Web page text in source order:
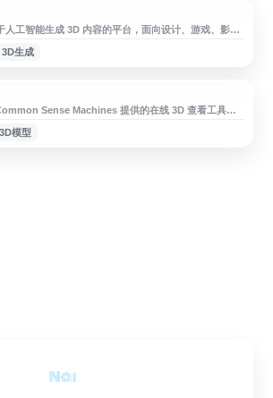
人工智能生成 3D 内容的平台，面向设计、游戏、影
场景提供 3D 模型生成相关服务。网站通过 AI 技术帮
输入快速创建可用于数字内容制作的三维资产，降低建
生成
Sense Machines 提供的在线 3D 查看工具，
示与交互查看场景。用户可通过网页访问相关 3D 内
效果、空间结构和细节表现。该网站适合设计、游戏、
模型